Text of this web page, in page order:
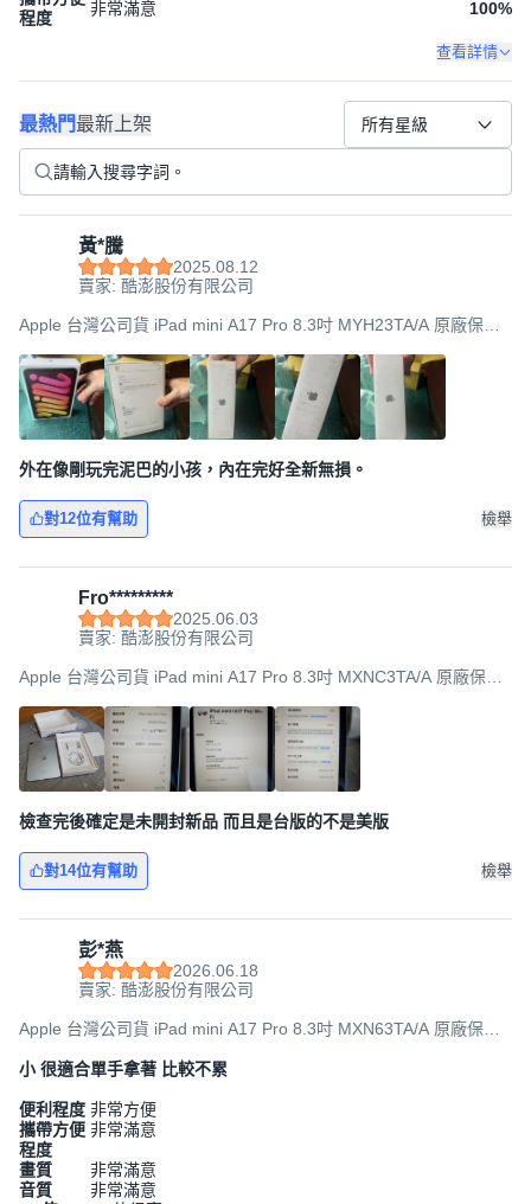
程度
非常滿意 100%
查看詳情
最熱門最新上架 所有星級
黃*騰
2025.08.12
賣家: 酷澎股份有限公司
Apple 台灣公司貨 iPad mini A17 Pro 8.3吋 MYH23TA/A 原廠保固,
外在像剛玩完泥巴的小孩，內在完好全新無損。
對12位有幫助 檢舉
Fro*********
2025.06.03
賣家: 酷澎股份有限公司
Apple 台灣公司貨 iPad mini A17 Pro 8.3吋 MXNC3TA/A 原廠保固,
檢查完後確定是未開封新品 而且是台版的不是美版
對14位有幫助 檢舉
彭*燕
2026.06.18
賣家: 酷澎股份有限公司
Apple 台灣公司貨 iPad mini A17 Pro 8.3吋 MXN63TA/A 原廠保固,
小 很適合單手拿著 比較不累
便利程度 非常方便
攜帶方便
程度
非常滿意
畫質
非常滿意
音質
非常滿意